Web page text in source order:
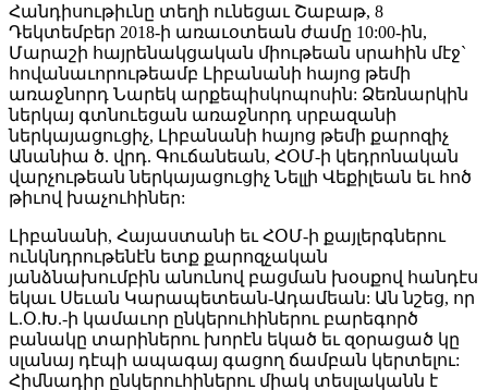
Հանդիսութիւնը տեղի ունեցաւ Շաբաթ, 8
Դեկտեմբեր 2018-ի առաւօտեան ժամը 10:00-ին,
Մարաշի հայրենակցական միութեան սրահին մէջ`
հովանաւորութեամբ Լիբանանի հայոց թեմի
առաջնորդ Նարեկ արքեպիսկոպոսին: Ձեռնարկին
ներկայ գտնուեցան առաջնորդ սրբազանի
ներկայացուցիչ, Լիբանանի հայոց թեմի քարոզիչ
Անանիա ծ. վրդ. Գուճանեան, ՀՕՄ-ի կեդրոնական
վարչութեան ներկայացուցիչ Նելլի Վեքիլեան եւ հոծ
թիւով խաչուհիներ:
Լիբանանի, Հայաստանի եւ ՀՕՄ-ի քայլերգներու
ունկնդրութենէն ետք քարոզչական
յանձնախումբին անունով բացման խօսքով հանդէս
եկաւ Սեւան Կարապետեան-Ադամեան: Ան նշեց, որ
Լ.Օ.Խ.-ի կամաւոր ընկերուհիներու բարեգործ
բանակը տարիներու խորէն եկած եւ զօրացած կը
սլանայ դէպի ապագայ գացող ճամբան կերտելու:
Հիմնադիր ընկերուհիներու միակ տեսլականն է